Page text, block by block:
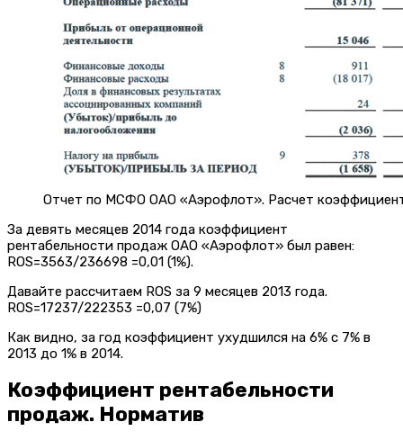
Отчет по МСФО ОАО «Аэрофлот». Расчет
За девять месяцев 2014 года коэффициент
рентабельности продаж ОАО «Аэрофлот» был равен:
ROS=3563/236698 =0,01 (1%).
Давайте рассчитаем ROS за 9 месяцев 2013 года.
ROS=17237/222353 =0,07 (7%)
Как видно, за год коэффициент ухудшился на 6% с 7% в
2013 до 1% в 2014.
Коэффициент рентабельности
продаж. Норматив